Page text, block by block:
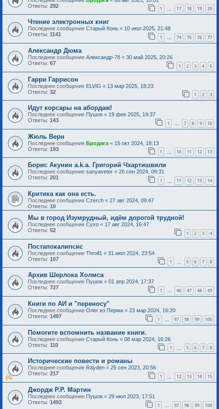
Ответы: 292 1 17 18 19 20
Чтение электронных книг
Последнее сообщение Старый Конь « 10 июл 2025, 21:48
Ответы: 1141 1 … 74 75 76 77
Александр Дюма
Последнее сообщение Александр-78 « 30 май 2025, 20:26
Ответы: 67 1 2 3 4 5
Гарри Гаррисон
Последнее сообщение ELVIG « 13 мар 2025, 18:23
Ответы: 32 1 2 3
Идут корсары на абордаж!
Последнее сообщение Пушок « 19 фев 2025, 19:37
Ответы: 143 1 … 7 8 9 10
Жюль Верн
Последнее сообщение Бродяга « 15 окт 2024, 18:13
Ответы: 193 1 10 11 12 13
Борис Акунин a.k.a. Григорий Чхартишвили
Последнее сообщение sanyaveter « 26 сен 2024, 09:31
Ответы: 201 1 11 12 13 14
Критика как она есть.
Последнее сообщение Czerch « 27 авг 2024, 09:47
Ответы: 10
Мы в город Изумрудный, идём дорогой трудной!
Последнее сообщение Сухо « 17 авг 2024, 16:47
Ответы: 52 1 2 3 4
Постапокалипсис
Последнее сообщение Throll1 « 31 июл 2024, 23:54
Ответы: 107 1 5 6 7 8
Архив Шерлока Холмса
Последнее сообщение Пушок « 01 апр 2024, 17:37
Ответы: 727 1 … 46 47 48 49
Книги по АИ и "переносу"
Последнее сообщение Олег из Перми « 23 мар 2024, 16:20
Ответы: 1497 1 … 97 98 99 100
Помогите вспомнить название книги.
Последнее сообщение Старый Конь « 08 мар 2024, 16:26
Ответы: 110 1 5 6 7 8
Исторические повести и романы
Последнее сообщение Rayden « 25 сен 2023, 20:56
Ответы: 217 1 … 12 13 14 15
Джордж Р.Р. Мартин
Последнее сообщение Пушок « 29 июл 2023, 17:51
Ответы: 1493 1 … 97 98 99 100